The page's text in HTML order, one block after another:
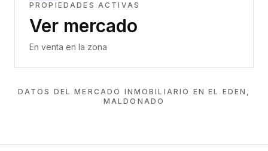
PROPIEDADES ACTIVAS
Ver mercado
En venta en la zona
DATOS DEL MERCADO INMOBILIARIO ENEL EDEN,
MALDONADO